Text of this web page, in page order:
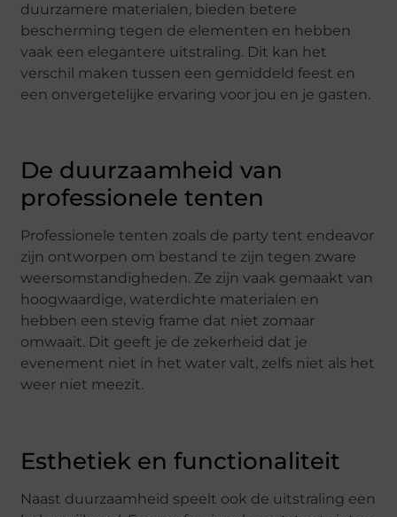
duurzamere materialen, bieden betere
bescherming tegen de elementen en hebben
vaak een elegantere uitstraling. Dit kan het
verschil maken tussen een gemiddeld feest en
een onvergetelijke ervaring voor jou en je gasten.
De duurzaamheid van
professionele tenten
Professionele tenten zoals de party tent endeavor
zijn ontworpen om bestand te zijn tegen zware
weersomstandigheden. Ze zijn vaak gemaakt van
hoogwaardige, waterdichte materialen en
hebben een stevig frame dat niet zomaar
omwaait. Dit geeft je de zekerheid dat je
evenement niet in het water valt, zelfs niet als het
weer niet meezit.
Esthetiek en functionaliteit
Naast duurzaamheid speelt ook de uitstraling een